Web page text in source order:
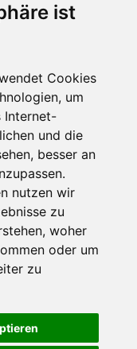
ist
Cookies
um
Internet-
und die
besser an
nutzen wir
zu
woher
oder um
zu
* Erkrath *Essen
*
Neuss*
* Tönisvorst *
*
Wald